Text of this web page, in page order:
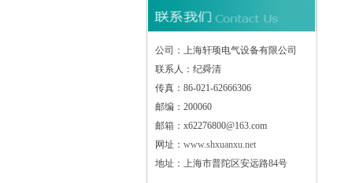
公司：上海轩顼电气设备有限公司
联系人：纪舜清
传真：86-021-62666306
邮编：200060
邮箱：x62276800@163.com
网址： www.shxuanxu.net
地址：上海市普陀区安远路84号